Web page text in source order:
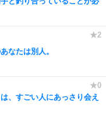
なたは別人。
、すごい人にあっさり会え